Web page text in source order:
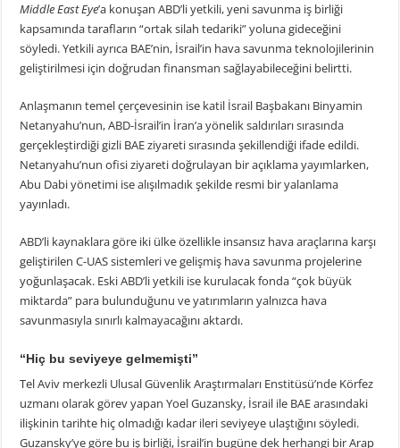
Middle East Eye’a konuşan ABD’li yetkili, yeni savunma iş birliği
kapsamında tarafların “ortak silah tedariki” yoluna gideceğini
söyledi. Yetkili ayrıca BAE’nin, İsrail’in hava savunma teknolojilerinin
geliştirilmesi için doğrudan finansman sağlayabileceğini belirtti.
Anlaşmanın temel çerçevesinin ise katil İsrail Başbakanı Binyamin
Netanyahu’nun, ABD-İsrail’in İran’a yönelik saldırıları sırasında
gerçekleştirdiği gizli BAE ziyareti sırasında şekillendiği ifade edildi.
Netanyahu’nun ofisi ziyareti doğrulayan bir açıklama yayımlarken,
Abu Dabi yönetimi ise alışılmadık şekilde resmi bir yalanlama
yayınladı.
ABD’li kaynaklara göre iki ülke özellikle insansız hava araçlarına karşı
geliştirilen C-UAS sistemleri ve gelişmiş hava savunma projelerine
yoğunlaşacak. Eski ABD’li yetkili ise kurulacak fonda “çok büyük
miktarda” para bulunduğunu ve yatırımların yalnızca hava
savunmasıyla sınırlı kalmayacağını aktardı.
“Hiç bu seviyeye gelmemişti”
Tel Aviv merkezli Ulusal Güvenlik Araştırmaları Enstitüsü’nde Körfez
uzmanı olarak görev yapan Yoel Guzansky, İsrail ile BAE arasındaki
ilişkinin tarihte hiç olmadığı kadar ileri seviyeye ulaştığını söyledi.
Guzansky’ye göre bu iş birliği, İsrail’in bugüne dek herhangi bir Arap